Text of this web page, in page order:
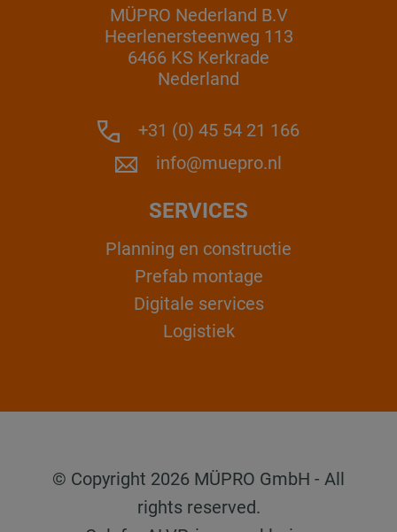
MÜPRO Nederland B.V
Heerlenersteenweg 113
6466 KS Kerkrade
Nederland
+31 (0) 45 54 21 166
info@muepro.nl
SERVICES
Planning en constructie
Prefab montage
Digitale services
Logistiek
© Copyright 2026 MÜPRO GmbH - All
rights reserved.